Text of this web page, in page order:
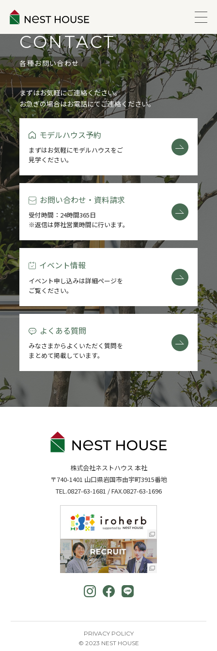
EVENT
ABOUT
WORKS
LINEUP
VOICE
ESTATE
REFORM
BLOG
COMPANY
モデルハウス来場予約
リフォームのお問い合わせ
CONTACT
各種お問い合わせ
まずはお気軽にご連絡ください。
お急ぎの場合はお電話にてご連絡ください。
モデルハウス予約
まずはお気軽にモデルハウスをご
見学ください。
お問い合わせ・資料請求
受付時間：24時間365日
※返信は弊社営業時間に行います。
イベント情報
イベント申し込みは詳細ページを
ご覧ください。
よくある質問
みなさまからよくいただく質問を
まとめて掲載しています。
株式会社ネストハウス 本社
〒740-1401 山口県岩国市由宇町3915番地
TEL.0827-63-1681 / FAX.0827-63-1696
PRIVACY POLICY
© 2023 NEST HOUSE